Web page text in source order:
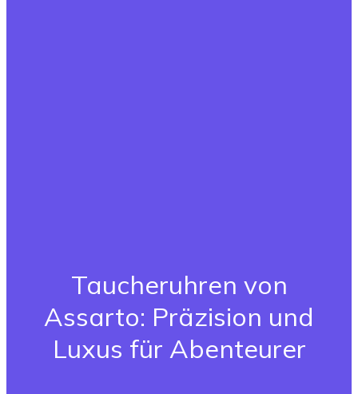
Taucheruhren von
Assarto: Präzision und
Luxus für Abenteurer